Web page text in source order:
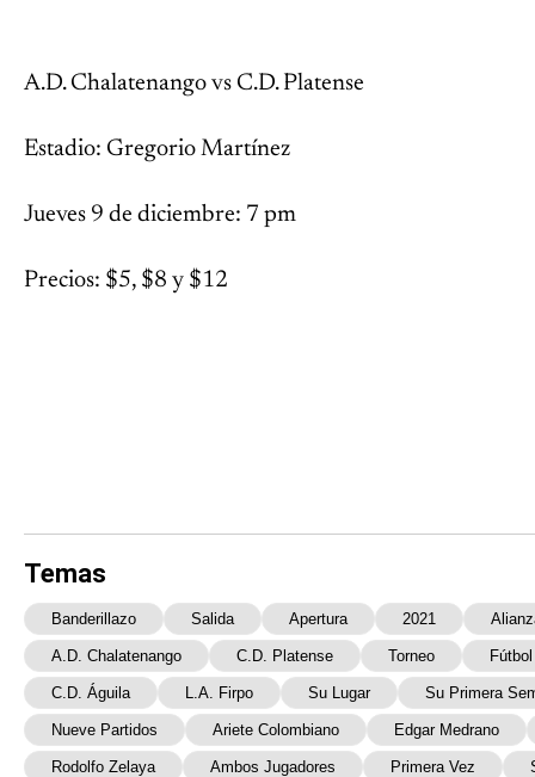
A.D. Chalatenango vs C.D. Platense
Estadio: Gregorio Martínez
Jueves 9 de diciembre: 7 pm
Precios: $5, $8 y $12
Temas
Banderillazo Salida Apertura 2021
A.D. Chalatenango C.D. Platense Torneo
C.D. Águila L.A. Firpo Su Lugar Su Primera
Nueve Partidos Ariete Colombiano Edgar Medrano
Rodolfo Zelaya Ambos Jugadores Primera Vez